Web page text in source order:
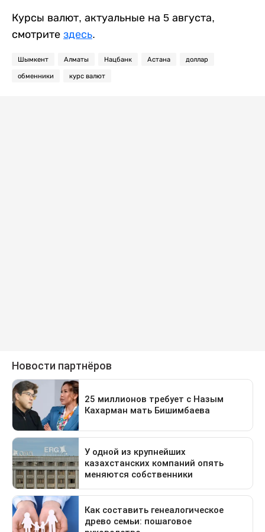
Курсы валют, актуальные на 5 августа,
смотрите здесь.
Шымкент Алматы Нацбанк Астана доллар
обменники курс валют